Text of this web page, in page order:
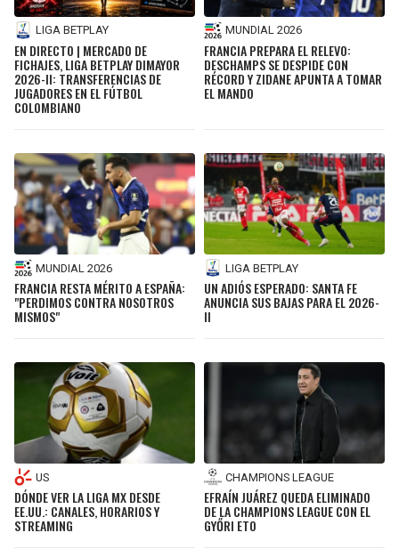
LIGA BETPLAY
EN DIRECTO | MERCADO DE
FICHAJES, LIGA BETPLAY DIMAYOR
2026-II: TRANSFERENCIAS DE
JUGADORES EN EL FÚTBOL
COLOMBIANO
MUNDIAL 2026
FRANCIA PREPARA EL RELEVO:
DESCHAMPS SE DESPIDE CON
RÉCORD Y ZIDANE APUNTA A TOMAR
EL MANDO
MUNDIAL 2026
FRANCIA RESTA MÉRITO A ESPAÑA:
"PERDIMOS CONTRA NOSOTROS
MISMOS"
LIGA BETPLAY
UN ADIÓS ESPERADO: SANTA FE
ANUNCIA SUS BAJAS PARA EL 2026-
II
US
DÓNDE VER LA LIGA MX DESDE
EE.UU.: CANALES, HORARIOS Y
STREAMING
CHAMPIONS LEAGUE
EFRAÍN JUÁREZ QUEDA ELIMINADO
DE LA CHAMPIONS LEAGUE CON EL
GYŐRI ETO